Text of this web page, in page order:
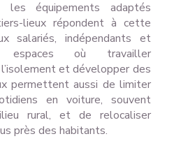
équipements adaptés
lieux répondent à cette
salariés, indépendants et
espaces où travailler
et développer des
permettent aussi de limiter
en voiture, souvent
rural, et de relocaliser
près des habitants.